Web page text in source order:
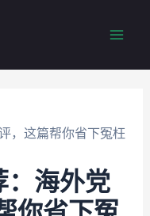
，这篇帮你省下冤枉
：海外党